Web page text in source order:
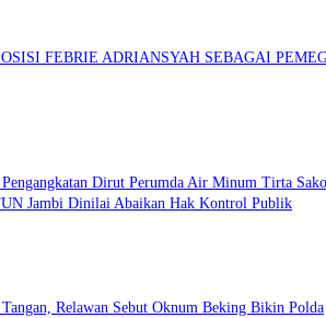
FEBRIE ADRIANSYAH SEBAGAI
Pengangkatan Dirut Perumda Air Minum Tirta Sako
Jambi Dinilai Abaikan Hak Kontrol Publik
Relawan Sebut Oknum Beking Bikin Polda